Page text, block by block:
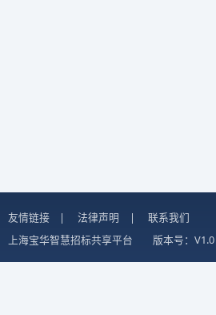
友情链接 | 法律声明 |
联系我们
上海宝华智慧招标共享平台
版本号：V1.0